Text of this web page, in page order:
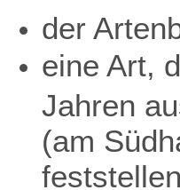
der
eine Art,
Jahren
(am